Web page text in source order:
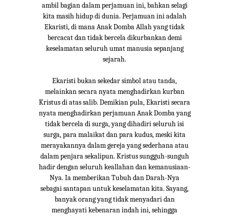
ambil bagian dalam perjamuan ini, bahkan selagi
kita masih hidup di dunia. Perjamuan ini adalah
Ekaristi, di mana Anak Domba Allah yang tidak
bercacat dan tidak bercela dikurbankan demi
keselamatan seluruh umat manusia sepanjang
sejarah.
Ekaristi bukan sekedar simbol atau tanda,
melainkan secara nyata menghadirkan kurban
Kristus di atas salib. Demikian pula, Ekaristi secara
nyata menghadirkan perjamuan Anak Domba yang
tidak bercela di surga, yang dihadiri seluruh isi
surga, para malaikat dan para kudus, meski kita
merayakannya dalam gereja yang sederhana atau
dalam penjara sekalipun. Kristus sungguh-sunguh
hadir dengan seluruh keallahan dan kemanusiaan-
Nya. Ia memberikan Tubuh dan Darah-Nya
sebagai santapan untuk keselamatan kita. Sayang,
banyak orang yang tidak menyadari dan
menghayati kebenaran indah ini, sehingga